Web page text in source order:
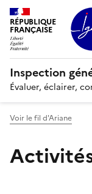
Panneau de gestion
RÉPUBLIQUE
FRANÇAISE
Inspection
Évaluer, éclairer,
Voir le fil d'Ariane